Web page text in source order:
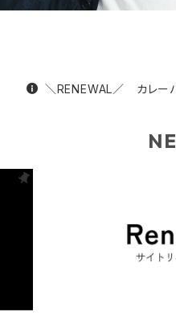
＼RENEWAL／ カレー